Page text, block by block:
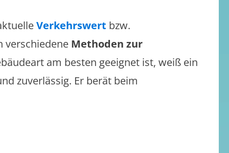
Verkehrswert bzw.
verschiedene Methoden zur
am besten geeignet ist, weiß ein
zuverlässig. Er berät beim